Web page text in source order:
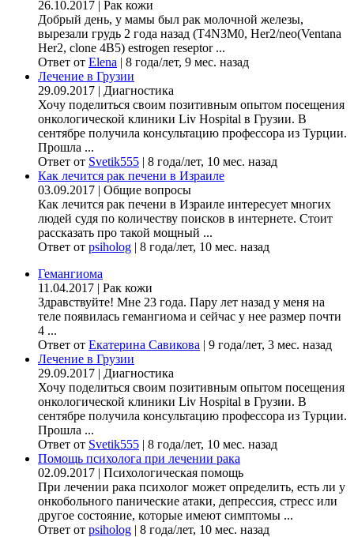
26.10.2017 | Рак кожи
Добрый день, у мамы был рак молочной железы,
вырезали грудь 2 года назад (Т4N3M0, Her2/neo(Ventana
Her2, clone 4B5) estrogen reseptor ...
Ответ от Elena | 8 года/лет, 9 мес. назад
Лечение в Грузии
29.09.2017 | Диагностика
Хочу поделиться своим позитивным опытом посещения
онкологической клиники Liv Hospital в Грузии. В
сентябре получила консультацию профессора из Турции.
Прошла ...
Ответ от Svetik555 | 8 года/лет, 10 мес. назад
Как лечится рак печени в Израиле
03.09.2017 | Общие вопросы
Как лечится рак печени в Израиле интересует многих
людей судя по количеству поисков в интернете. Стоит
рассказать про такой мощный ...
Ответ от psiholog | 8 года/лет, 10 мес. назад
Гемангиома
11.04.2017 | Рак кожи
Здравствуйте! Мне 23 года. Пару лет назад у меня на
теле появилась гемангиома и сейчас у нее размер почти
4 ...
Ответ от Екатерина Савикова | 9 года/лет, 3 мес. назад
Лечение в Грузии
29.09.2017 | Диагностика
Хочу поделиться своим позитивным опытом посещения
онкологической клиники Liv Hospital в Грузии. В
сентябре получила консультацию профессора из Турции.
Прошла ...
Ответ от Svetik555 | 8 года/лет, 10 мес. назад
Помощь психолога при лечении рака
02.09.2017 | Психологическая помощь
При лечении рака психолог может определить, есть ли у
онкобольного панические атаки, депрессия, стресс или
другое состояние, которые имеют симптомы ...
Ответ от psiholog | 8 года/лет, 10 мес. назад